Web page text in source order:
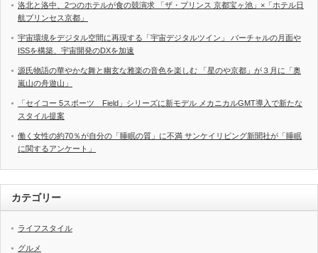
洛北と洛中、2つのホテルが食の競演求 「ザ・プリンス 京都宝ヶ池」×「ホテル日
航プリンセス京都」
宇宙環境をデジタル空間に再現する「宇宙デジタルツイン」 バーチャルの月面や
ISSを構築、宇宙開発のDXを加速
源氏物語の華やかな舞と幽玄な雅楽の音色を楽しむ 「星のや京都」が３月に「奥
嵐山の舟遊山」
「セイコー 5スポーツ Field」シリーズに新モデル メカニカルGMT導入で新たな
スタイル提案
働く女性の約70％が自分の「睡眠の質」に不満 サンケイリビング新聞社が「睡眠
に関するアンケート」
カテゴリー
ライフスタイル
グルメ